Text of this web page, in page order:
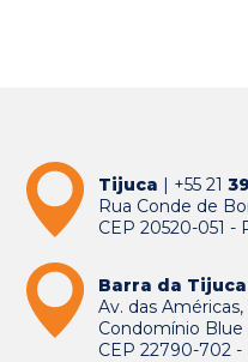
Tijuca | +55 21
Rua Conde de
CEP 20520-051 -
Barra da Tijuca
Av. das
Condomínio Blue
CEP 22790-702 -